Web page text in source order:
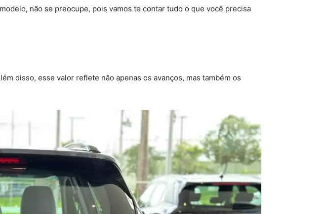
não se preocupe, pois vamos te contar tudo o que você precisa
disso, esse valor reflete não apenas os avanços, mas também os